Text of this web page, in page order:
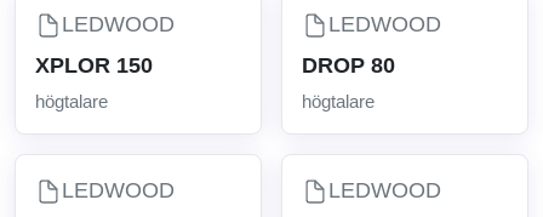
LEDWOOD
XPLOR 150
högtalare
LEDWOOD
DROP 80
högtalare
LEDWOOD
LEDWOOD